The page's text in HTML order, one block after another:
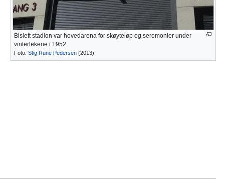
Bislett stadion var hovedarena for skøyteløp og seremonier under
vinterlekene i 1952.
Foto: Stig Rune Pedersen (2013).